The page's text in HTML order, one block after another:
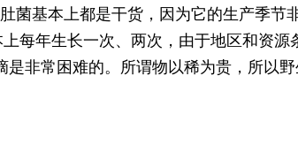
菌基本上都是干货，因为它的生产季节
每年生长一次、两次，由于地区和资源
非常困难的。所谓物以稀为贵，所以野